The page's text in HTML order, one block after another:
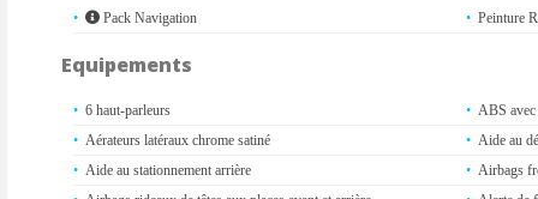
Pack Navigation Peinture
Equipements
6 haut-parleurs
ABS avec
Aérateurs latéraux chrome satiné
Aide au
Aide au stationnement arrière
Airbags